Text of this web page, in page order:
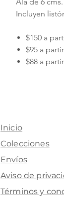
Incluyen
$150 a
$95 a
$88 a
Inicio
Colecciones
Envíos
Aviso de
Términos y